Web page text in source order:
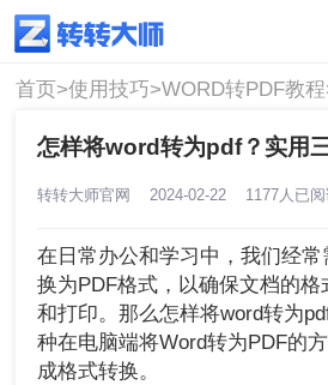
使用技巧
首页>使用技巧>WORD转PDF教
怎样将word转为pdf？实用
转转大师官网 2024-02-22 1177人已
在日常办公和学习中，我们经
换为PDF格式，以确保文档的
和打印。那么怎样将word转为
种在电脑端将Word转为PDF的
成格式转换。